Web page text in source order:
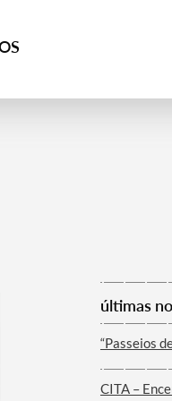
últimas
“Passeios
CITA –